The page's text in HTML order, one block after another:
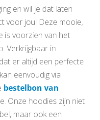
en wil je dat laten
voor jou! Deze mooie,
is voorzien van het
Verkrijgbaar in
er altijd een perfecte
eenvoudig via
bestelbon van
Onze hoodies zijn niet
maar ook een